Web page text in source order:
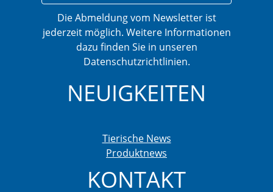
Die Abmeldung vom Newsletter ist
jederzeit möglich. Weitere Informationen
dazu finden Sie in unseren
Datenschutzrichtlinien.
NEUIGKEITEN
Tierische News
Produktnews
KONTAKT